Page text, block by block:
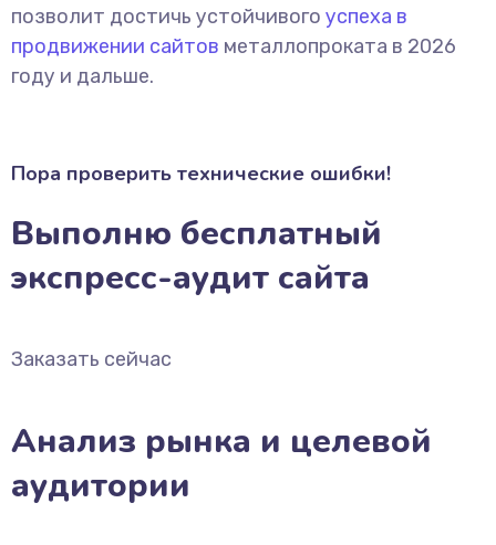
позволит достичь устойчивого успеха в
продвижении сайтов металлопроката в 2026
году и дальше.
Пора проверить технические ошибки!
Выполню бесплатный
экспресс-аудит сайта
Заказать сейчас
Анализ рынка и целевой
аудитории